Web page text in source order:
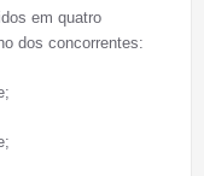
em quatro
dos concorrentes: